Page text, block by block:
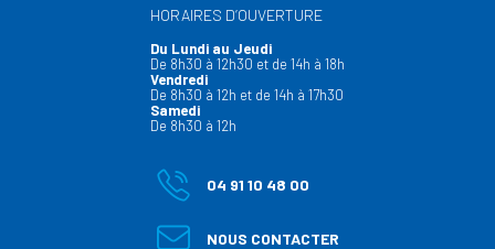
HORAIRES D’OUVERTURE
Du Lundi au Jeudi
De 8h30 à 12h30 et de 14h à 18h
Vendredi
De 8h30 à 12h et de 14h à 17h30
Samedi
De 8h30 à 12h
04 91 10 48 00
NOUS CONTACTER